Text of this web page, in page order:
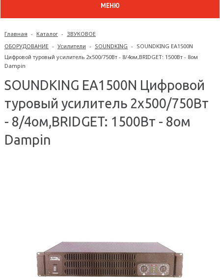
МЕНЮ
Главная - Каталог - ЗВУКОВОЕ
ОБОРУДОВАНИЕ - Усилители - SOUNDKING - SOUNDKING EA1500N
Цифровой туровый усилитель 2x500/750Вт - 8/4ом,BRIDGET: 1500Вт - 8ом
Dampin
SOUNDKING EA1500N Цифровой
туровый усилитель 2x500/750Вт
- 8/4ом,BRIDGET: 1500Вт - 8ом
Dampin